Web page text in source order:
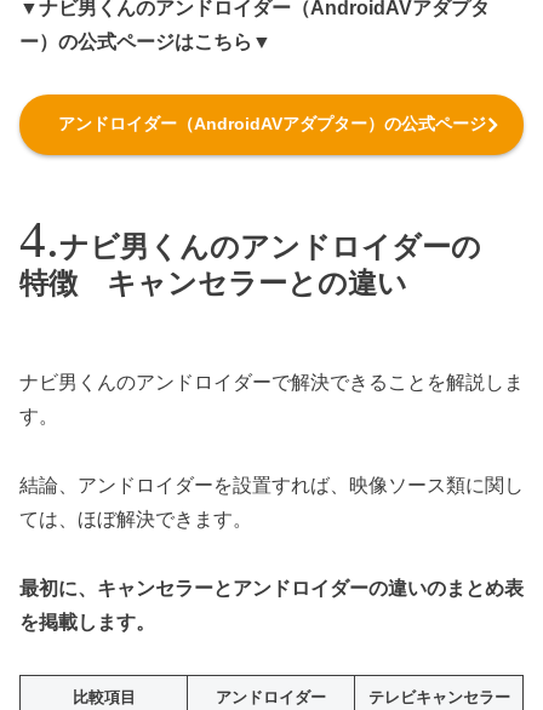
▼ナビ男くんのアンドロイダー（AndroidAVアダプタ
ー）の公式ページはこちら▼
アンドロイダー（AndroidAVアダプター）の公式ページ
ナビ男くんのアンドロイダーの
特徴 キャンセラーとの違い
ナビ男くんのアンドロイダーで解決できることを解説しま
す。
結論、アンドロイダーを設置すれば、映像ソース類に関し
ては、ほぼ解決できます。
最初に、キャンセラーとアンドロイダーの違いのまとめ表
を掲載します。
比較項目 アンドロイダー テレビキャンセラー